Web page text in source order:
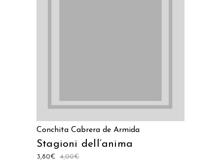
Conchita Cabrera de Armida
Stagioni dell’anima
4,00€
3,80€